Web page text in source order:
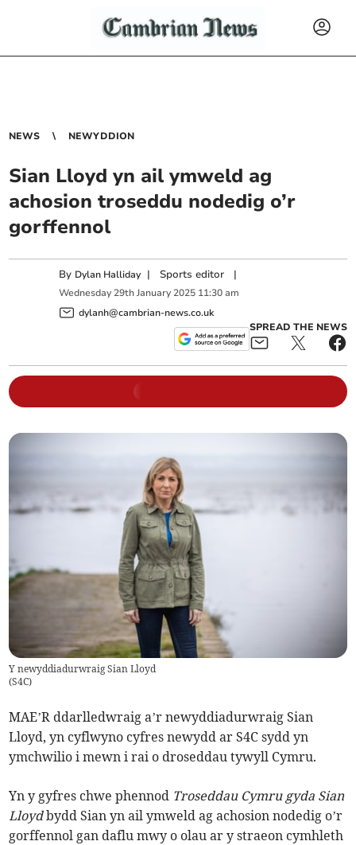
NEWS NEWYDDION
Sian Lloyd yn ail ymweld ag
achosion troseddu nodedig o’r
gorffennol
By Dylan Halliday | Sports editor |
Wednesday 29th January 2025 11:30 am
dylanh@cambrian-news.co.uk
SPREAD THE NEWS
Y newyddiadurwraig Sian Lloyd
(S4C)
MAE’R ddarlledwraig a’r newyddiadurwraig Sian
Lloyd, yn cyflwyno cyfres newydd ar S4C sydd yn
ymchwilio i mewn i rai o droseddau tywyll Cymru.
Yn y gyfres chwe phennod Troseddau Cymru gyda Sian
Lloyd bydd Sian yn ail ymweld ag achosion nodedig o’r
gorffennol gan daflu mwy o olau ar y straeon cymhleth